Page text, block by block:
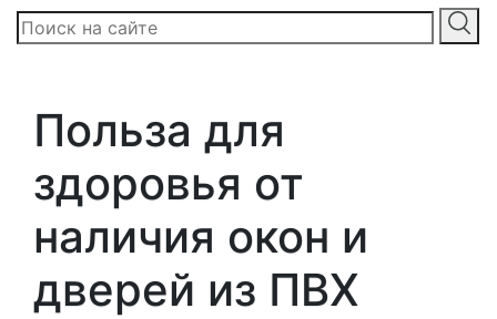
Польза для
здоровья от
наличия окон и
дверей из ПВХ